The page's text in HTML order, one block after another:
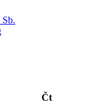
Sb.
Čt